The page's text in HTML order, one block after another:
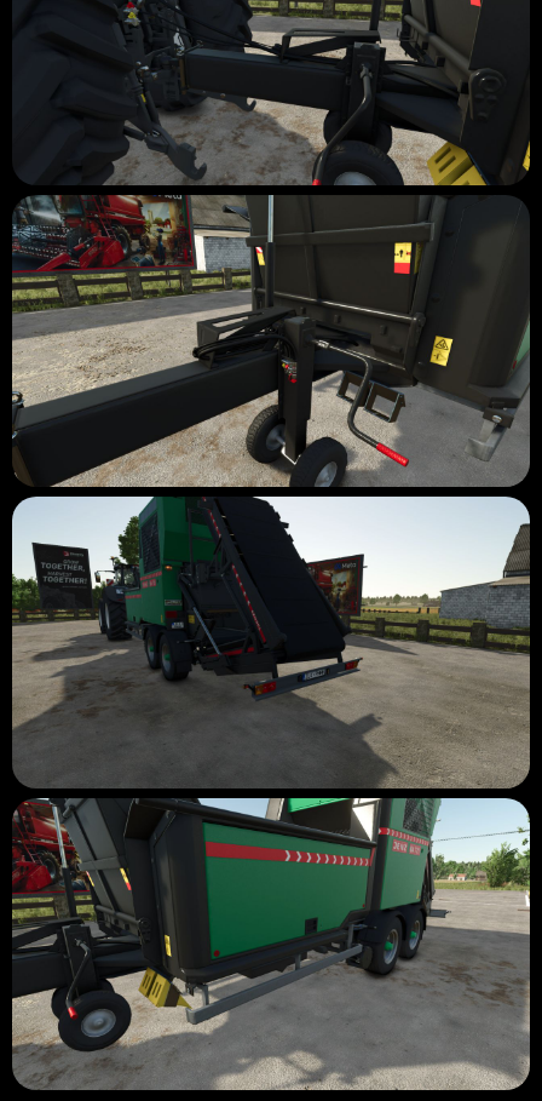
La mod ha anche superato la normale fase di test del PC ed è
ora in test console.